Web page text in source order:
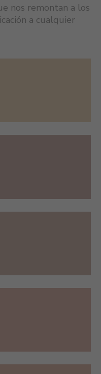
nos remontan a los
a cualquier